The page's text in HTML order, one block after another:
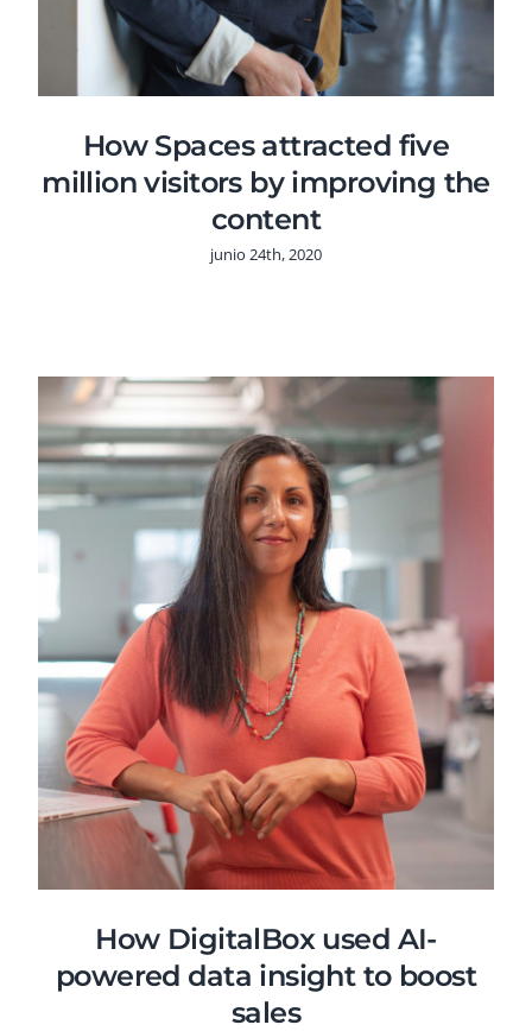
How Spaces attracted five
million visitors by improving the
content
junio 24th, 2020
How DigitalBox used AI-
powered data insight to boost
sales